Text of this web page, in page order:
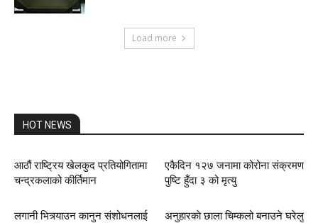
Load more
HOT NEWS
आठौं राष्ट्रिय खेलकुद प्रतियोगितामा
चन्द्रकलाको कीर्तिमान
एकैदिन १२७ जनामा कोरोना संक्रमण
पुष्टि हुँदा ३ को मृत्यु
लगानी भित्र्याउन कानुन संशोधनलाई
अनुहारकाे छाला चिम्कलो बनाउने घरेलु